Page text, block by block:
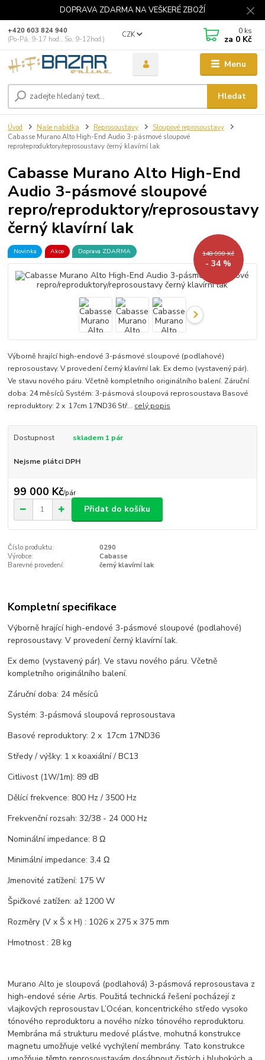
DOPRAVA ZDARMA NA VEŠKERÉ ZBOŽÍ
Menu
CZK
Hledat
+420 603 824 940
(Po-Pá, 9-17 hod., So, 9-12hod.)
0 ks
za 0 Kč
Úvod Naše nabídka Reprosoustavy
Sloupové reprosoustavy
Cabasse Murano Alto High-End Audio 3-pásmové sloupové
repro/reproduktory/reprosoustavy černý klavírní lak
Cabasse Murano Alto High-End
Audio 3-pásmové sloupové
repro/reproduktory/reprosoustavy
černý klavírní lak
Novinka Akce Doprava ZDARMA 148 990 Kč
- 34 %
Výborně hrající high-endové 3-pásmové sloupové (podlahové)
reprosoustavy. V provedení černý klavírní lak. Ex demo (vystavený pár).
Ve stavu nového páru. Včetně kompletního originálního balení. Záruční
doba: 24 měsíců Systém: 3-pásmová sloupová reprosoustava Basové
reproduktory: 2 x 17cm 17ND36 Stř... celý popis
Dostupnost skladem 1 pár
Nejsme plátci DPH
99 000 Kč/pár
Přidat do košíku
Číslo produktu:
0290
Výrobce:
Cabasse
Barevné provedení:
černý klavírní lak
Kompletní specifikace
Výborně hrající high-endové 3-pásmové sloupové (podlahové)
reprosoustavy. V provedení černý klavírní lak.
Ex demo (vystavený pár). Ve stavu nového páru. Včetně
kompletního originálního balení.
Záruční doba: 24 měsíců
Systém: 3-pásmová sloupová reprosoustava
Basové reproduktory: 2 x 17cm 17ND36
Středy / výšky: 1 x koaxiální / BC13
Citlivost (1W/1m): 89 dB
Dělící frekvence: 800 Hz / 3500 Hz
Frekvenční rozsah: 32/38 - 24 000 Hz
Nominální impedance: 8 Ω
Minimální impedance: 3,4 Ω
Jmenovité zatížení: 175 W
Špičkové zatížen: až 1200 W
Rozměry (V x Š x H) : 1026 x 275 x 375 mm
Hmotnost : 28 kg
Murano Alto je sloupová (podlahová) 3-pásmová reprosoustava z
high-endové série Artis. Použitá technická řešení pocházejí z
vlajkových reprosoustav L’Océan, koncentrického středo vysoko
tónového reproduktoru a nového nízko tónového reproduktoru.
Membrána má strukturu medové plástve, mohutná konstrukce
magnetu umožňuje velké vychýlení membrány. Tato konstrukce